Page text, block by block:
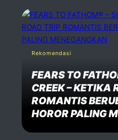
Rekomendasi
FEARS TO
CREEK – KETIKA
ROMANTIS
HOROR PALING